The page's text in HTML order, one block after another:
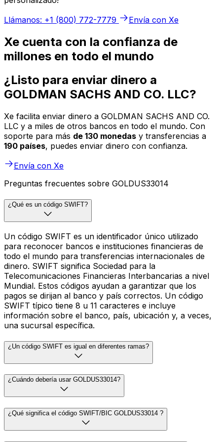
Llámanos: +1 (800) 772-7779
Envía con Xe
Xe cuenta con la confianza de
millones en todo el mundo
¿Listo para enviar dinero a
GOLDMAN SACHS AND CO. LLC?
Xe facilita enviar dinero a GOLDMAN SACHS AND CO.
LLC y a miles de otros bancos en todo el mundo. Con
soporte para más de 130 monedas y transferencias a
190 países, puedes enviar dinero con confianza.
Envía con Xe
Preguntas frecuentes sobre GOLDUS33014
¿Qué es un código SWIFT?
Un código SWIFT es un identificador único utilizado
para reconocer bancos e instituciones financieras de
todo el mundo para transferencias internacionales de
dinero. SWIFT significa Sociedad para la
Telecomunicaciones Financieras Interbancarias a nivel
Mundial. Estos códigos ayudan a garantizar que los
pagos se dirijan al banco y país correctos. Un código
SWIFT típico tiene 8 u 11 caracteres e incluye
información sobre el banco, país, ubicación y, a veces,
una sucursal específica.
¿Un código SWIFT es igual en diferentes ramas?
¿Cuándo debería usar GOLDUS33014?
¿Qué significa el código SWIFT/BIC GOLDUS33014 ?